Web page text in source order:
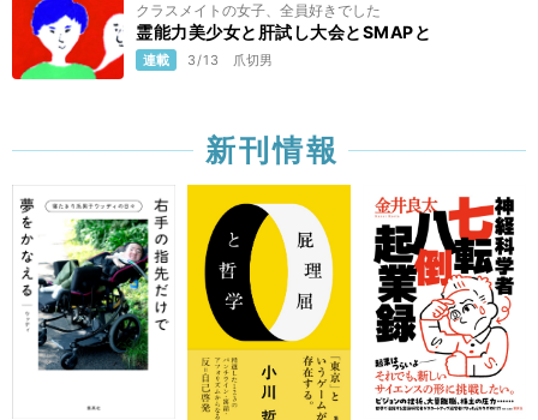
クラスメイトの女子、全員好きでした
霊能力美少女と肝試し大会とSMAPと
連載 3/13 爪切男
新刊情報